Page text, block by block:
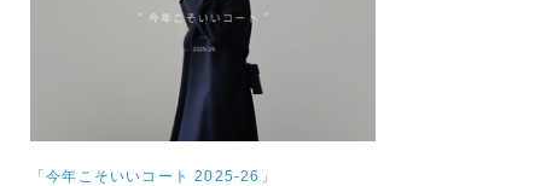
「今年こそいいコート 2025-26」